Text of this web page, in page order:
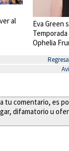
al
Eva Green
Ophelia
tu comentario, es
difamatorio u